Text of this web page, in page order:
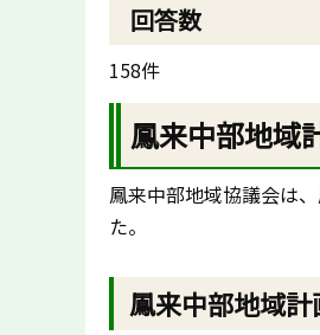
回答数
158件
鳳来中部地域
鳳来中部地域協議会は
た。
鳳来中部地域計